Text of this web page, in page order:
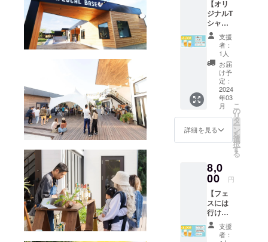
で移住を決
土木仕事や
マグロ船等
で食いつな
ぎ、1年間ほ
ど八重山を
転々とした
後、26歳で
宮古島に流
れ着く。
ルバイトを
しつつ、途
中3か月ほど
旅をしたイ
ンドでカ
レーにハマ
（440m
l、88㎜
×117㎜
×59㎜）
・場内
案内
図）
（A4用
紙） ス
テッ
カー×１
枚 ビー
ル券×１
枚
当） ・
ご支援
いただ
いた全
てのお
客様
は、会
場時間
【オリ
ジナルT
シャツ
を着て
ビア
フェス
を楽し
むプラ
ン①】
お礼の
手紙 入
場セッ
ト×１
・リス
トバン
ド（紙
㎜×254
㎜） ・
オリジ
ナルリ
ユース
カップ
（440m
l、88㎜
支援
者：
1人
お届
け予
定：
2024
年03
月
詳細を見る
こ
の
リ
タ
ー
ン
を
選
択
す
る
8,0
00 円
【フェ
スには
行けな
いけど
お家で
支援
者：